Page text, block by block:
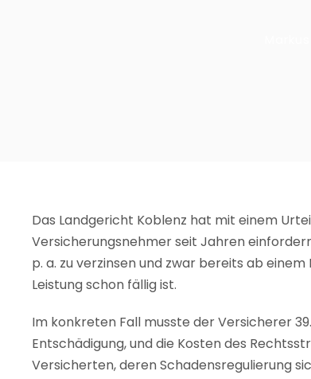
Das Landgericht Koblenz hat mit einem
Versicherungsnehmer seit Jahren
p. a. zu verzinsen und zwar bereits ab
Leistung schon fällig ist.
Im konkreten Fall musste der Versicherer
Entschädigung, und die Kosten des
Versicherten, deren Schadensregulierung